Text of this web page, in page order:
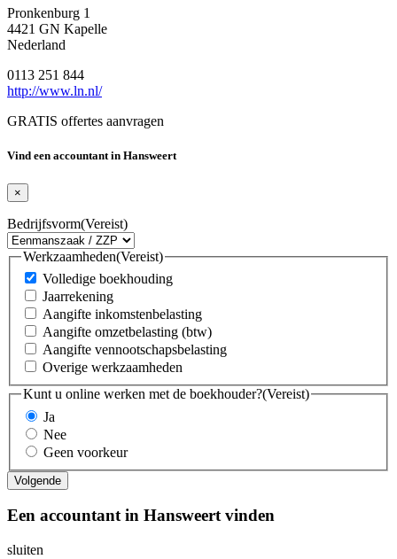
Pronkenburg 1
4421 GN Kapelle
Nederland
0113 251 844
http://www.ln.nl/
GRATIS offertes aanvragen
Vind een accountant in Hansweert
×
Bedrijfsvorm(Vereist)
Werkzaamheden(Vereist)
Volledige boekhouding
Jaarrekening
Aangifte inkomstenbelasting
Aangifte omzetbelasting (btw)
Aangifte vennootschapsbelasting
Overige werkzaamheden
Kunt u online werken met de boekhouder?(Vereist)
Ja
Nee
Geen voorkeur
Een accountant in Hansweert vinden
sluiten